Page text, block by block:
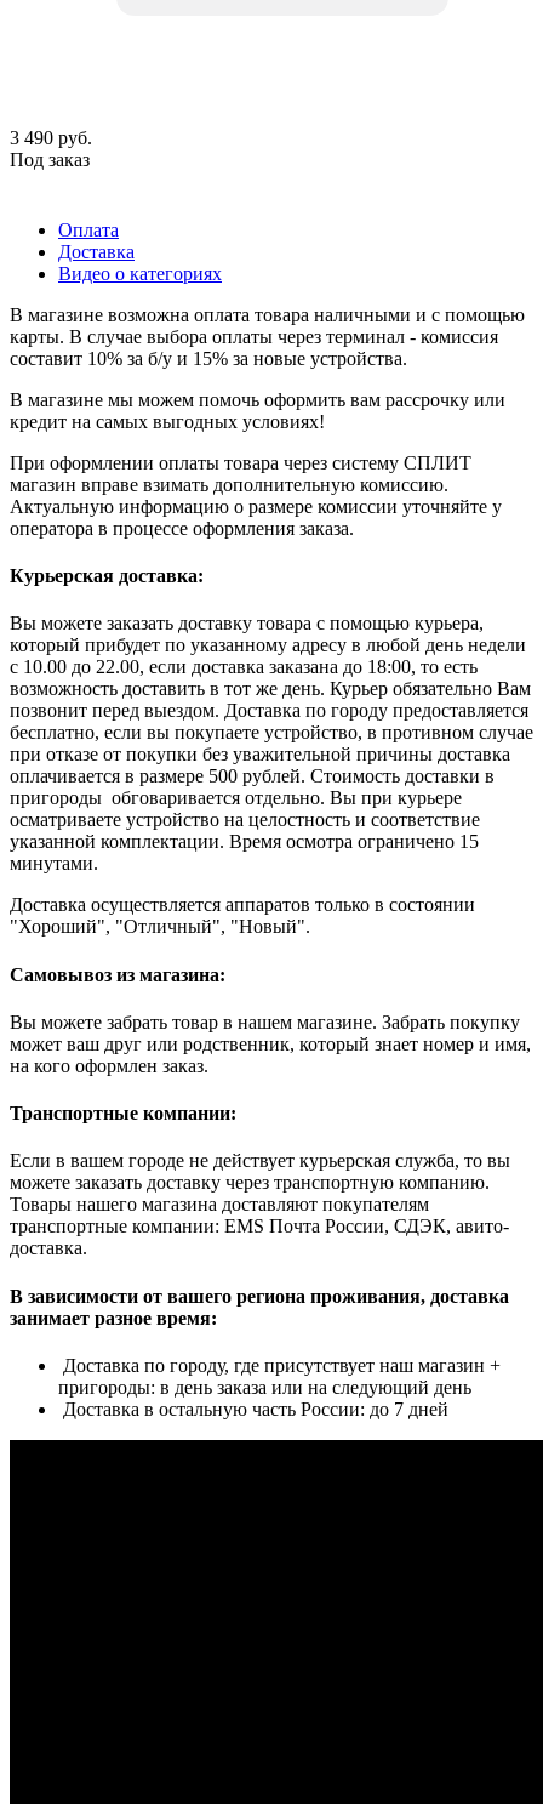
3 490 руб.
Под заказ
Оплата
Доставка
Видео о категориях
В магазине возможна оплата товара наличными и с помощью
карты. В случае выбора оплаты через терминал - комиссия
составит 10% за б/у и 15% за новые устройства.
В магазине мы можем помочь оформить вам рассрочку или
кредит на самых выгодных условиях!
При оформлении оплаты товара через систему СПЛИТ
магазин вправе взимать дополнительную комиссию.
Актуальную информацию о размере комиссии уточняйте у
оператора в процессе оформления заказа.
Курьерская доставка:
Вы можете заказать доставку товара с помощью курьера,
который прибудет по указанному адресу в любой день недели
с 10.00 до 22.00, если доставка заказана до 18:00, то есть
возможность доставить в тот же день. Курьер обязательно Вам
позвонит перед выездом. Доставка по городу предоставляется
бесплатно, если вы покупаете устройство, в противном случае
при отказе от покупки без уважительной причины доставка
оплачивается в размере 500 рублей. Стоимость доставки в
пригороды обговаривается отдельно. Вы при курьере
осматриваете устройство на целостность и соответствие
указанной комплектации. Время осмотра ограничено 15
минутами.
Доставка осуществляется аппаратов только в состоянии
"Хороший", "Отличный", "Новый".
Самовывоз из магазина:
Вы можете забрать товар в нашем магазине. Забрать покупку
может ваш друг или родственник, который знает номер и имя,
на кого оформлен заказ.
Транспортные компании:
Если в вашем городе не действует курьерская служба, то вы
можете заказать доставку через транспортную компанию.
Товары нашего магазина доставляют покупателям
транспортные компании: EMS Почта России, СДЭК, авито-
доставка.
В зависимости от вашего региона проживания, доставка
занимает разное время:
Доставка по городу, где присутствует наш магазин +
пригороды: в день заказа или на следующий день
Доставка в остальную часть России: до 7 дней